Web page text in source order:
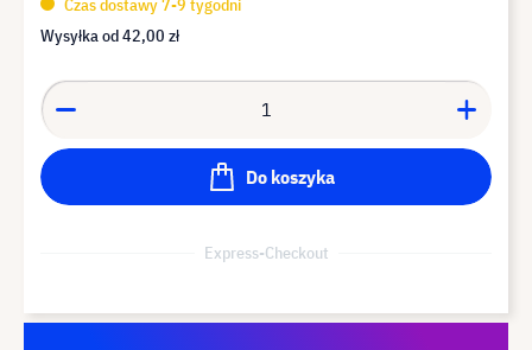
Czas dostawy 7-9 tygodni
Wysyłka od42,00 zł
Do koszyka
Express-Checkout